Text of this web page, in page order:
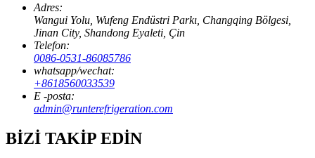
Adres:
Wangui Yolu, Wufeng Endüstri Parkı, Changqing Bölgesi,
Jinan City, Shandong Eyaleti, Çin
Telefon:
0086-0531-86085786
whatsapp/wechat:
+8618560033539
E -posta:
admin@runterefrigeration.com
BİZİ TAKİP EDİN